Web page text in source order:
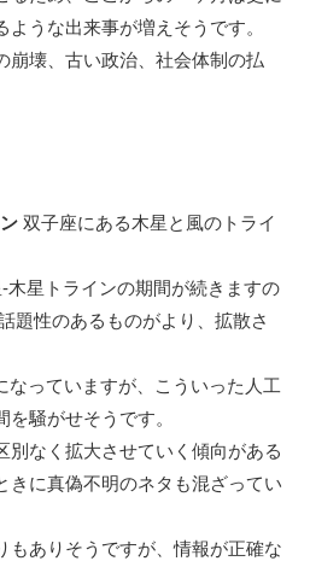
うな出来事が増えそうです。
崩壊、古い政治、社会体制の払
双子座にある木星と風のトライ
木星トラインの期間が続きますの
題性のあるものがより、拡散さ
なっていますが、こういった人工
騒がせそうです。
別なく拡大させていく傾向がある
きに真偽不明のネタも混ざってい
もありそうですが、情報が正確な